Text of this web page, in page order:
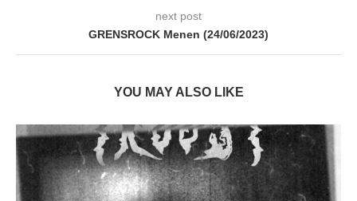
next post
GRENSROCK Menen (24/06/2023)
YOU MAY ALSO LIKE